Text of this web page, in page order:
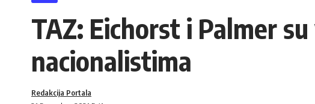
TAZ: Eichorst i Palmer
nacionalistima
Redakcija Portala